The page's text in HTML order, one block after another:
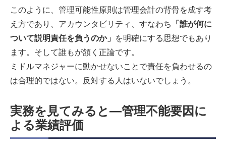
このように、管理可能性原則は管理会計の背骨を成す考
え方であり、アカウンタビリティ、すなわち
「誰が何に
ついて説明責任を負うのか」
を明確にする思想でもあり
ます。そして誰もが頷く正論です。
ミドルマネジャーに動かせないことで責任を負わせるの
は合理的ではない。反対する人はいないでしょう。
実務を見てみると―管理不能要因に
よる業績評価